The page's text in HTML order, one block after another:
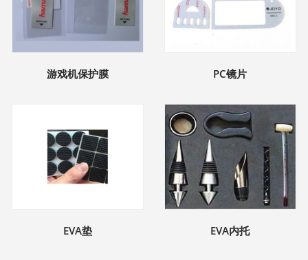
游戏机保护膜 PC镜片
EVA垫 EVA内托